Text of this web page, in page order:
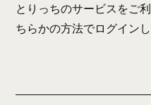
とりっちのサービスをご
ちらかの方法でログインし